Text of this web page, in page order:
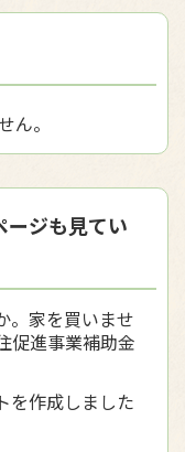
ん。
ージも見てい
。家を買いませ
促進事業補助金
を作成しました